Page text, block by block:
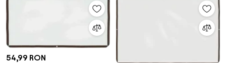
54,99 RON